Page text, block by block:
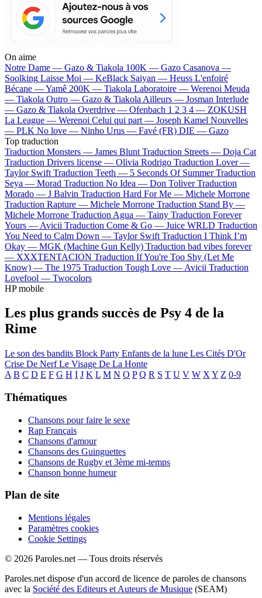
On aime
Notre Dame — Gazo & Tiakola 100K — Gazo Casanova —
Soolking Laisse Moi — KeBlack Saiyan — Heuss L'enfoiré
Bécane —Yamê 200K — Tiakola Laboratoire — Werenoi Meuda
— Tiakola Outro — Gazo & Tiakola Ailleurs — Josman Interlude
— Gazo & Tiakola Overdrive — Ofenbach 1 2 3 4 — ZOKUSH
La League — Werenoi Celui qui part — Joseph Kamel Nouvelles
— PLK No love — Ninho Urus — Favé (FR) DIE — Gazo
Top traduction
Traduction Monsters — James Blunt Traduction Streets — Doja Cat
Traduction Drivers license — Olivia Rodrigo Traduction Lover —
Taylor Swift Traduction Teeth — 5 Seconds Of Summer Traduction
Seya — Morad Traduction No Idea — Don Toliver Traduction
Morado — J Balvin Traduction Hard For Me — Michele Morrone
Traduction Rapture — Michele Morrone Traduction Stand By —
Michele Morrone Traduction Agua — Tainy Traduction Forever
Yours — Avicii Traduction Come & Go — Juice WRLD Traduction
You Need to Calm Down — Taylor Swift Traduction I Think I’m
Okay — MGK (Machine Gun Kelly) Traduction bad vibes forever
— XXXTENTACION Traduction If You're Too Shy (Let Me
Know) — The 1975 Traduction Tough Love — Avicii Traduction
Lovefool — Twocolors
HP mobile
Les plus grands succès de Psy 4 de la
Rime
Le son des bandits Block Party Enfants de la lune Les Cités D'Or
Crise De NerfLe Visage De La Honte
A B C D E F G H I J K L M N O P Q R S T U V W X Y Z 0-9
Thématiques
Chansons pour faire le sexe
Rap Français
Chansons d'amour
Chansons des Guinguettes
Chansons de Rugby et 3ème mi-temps
Chanson bonne humeur
Plan de site
Mentions légales
Paramètres cookies
Cookie Settings
© 2026 Paroles.net — Tous droits réservés
Paroles.net dispose d'un accord de licence de paroles de chansons
avec la Société des Editeurs et Auteurs de Musique (SEAM)